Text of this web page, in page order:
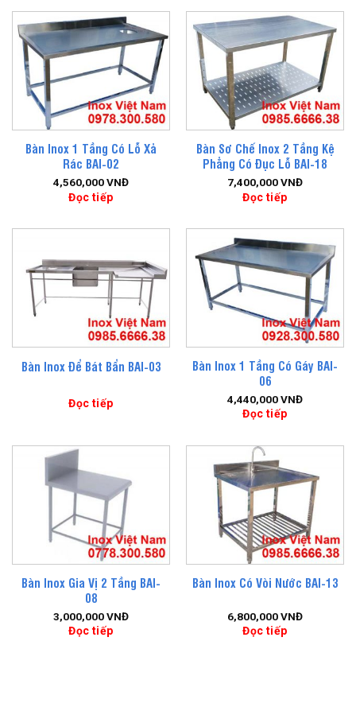
Bàn Inox 1 Tầng Có Lỗ Xả
Rác BAI-02
4,560,000VNĐ
Đọc tiếp
Bàn Sơ Chế Inox 2 Tầng Kệ
Phẳng Có Đục Lỗ BAI-18
7,400,000VNĐ
Đọc tiếp
Bàn Inox Để Bát Bẩn BAI-03
Đọc tiếp
Bàn Inox 1 Tầng Có Gáy BAI-
06
4,440,000VNĐ
Đọc tiếp
Bàn Inox Gia Vị 2 Tầng BAI-
08
3,000,000VNĐ
Đọc tiếp
Bàn Inox Có Vòi Nước BAI-13
6,800,000VNĐ
Đọc tiếp